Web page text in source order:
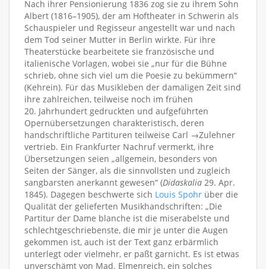
Nach ihrer Pensionierung 1836 zog sie zu ihrem Sohn
Albert (1816–1905), der am Hoftheater in Schwerin als
Schauspieler und Regisseur angestellt war und nach
dem Tod seiner Mutter in Berlin wirkte. Für ihre
Theaterstücke bearbeitete sie französische und
italienische Vorlagen, wobei sie „nur für die Bühne
schrieb, ohne sich viel um die Poesie zu bekümmern“
(Kehrein). Für das Musikleben der damaligen Zeit sind
ihre zahlreichen, teilweise noch im frühen
20. Jahrhundert gedruckten und aufgeführten
Opernübersetzungen charakteristisch, deren
handschriftliche Partituren teilweise Carl →Zulehner
vertrieb. Ein Frankfurter Nachruf vermerkt, ihre
Übersetzungen seien „allgemein, besonders von
Seiten der Sänger, als die sinnvollsten und zugleich
sangbarsten anerkannt gewesen“ (Didaskalia 29. Apr.
1845). Dagegen beschwerte sich Louis Spohr über die
Qualität der gelieferten Musikhandschriften: „Die
Partitur der Dame blanche ist die miserabelste und
schlechtgeschriebenste, die mir je unter die Augen
gekommen ist, auch ist der Text ganz erbärmlich
unterlegt oder vielmehr, er paßt garnicht. Es ist etwas
unverschämt von Mad. Elmenreich, ein solches